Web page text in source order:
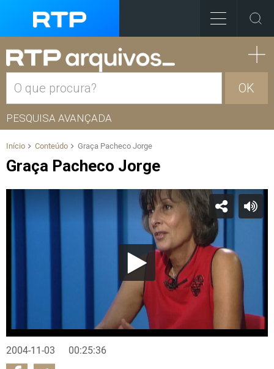
OK
PESQUISA AVANÇADA
Início Conteúdo Graça Pacheco Jorge
Graça Pacheco Jorge
2004-11-03 00:25:36